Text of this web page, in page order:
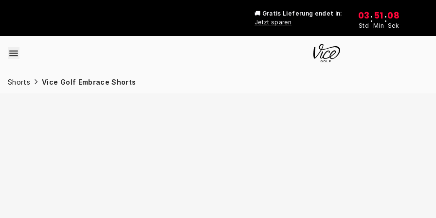
🚚 Gratis Lieferung endet in:
Jetzt sparen
03
Std
: 51
Min
:08
Sek
Shorts Vice Golf Embrace Shorts